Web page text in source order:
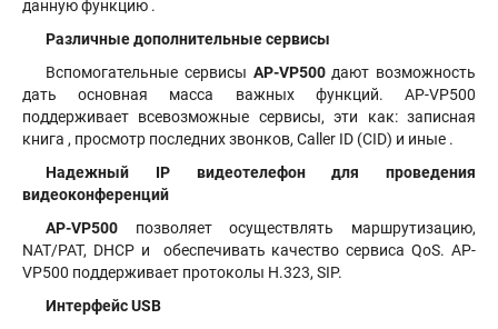
данную функцию .
Различные дополнительные сервисы
Вспомогательные сервисы AP-VP500дают возможность
дать основная масса важных функций. AP-VP500
поддерживает всевозможные сервисы, эти как: записная
книга , просмотр последних звонков, Caller ID (CID) и иные .
Надежный IP видеотелефон для проведения
видеоконференций
AP-VP500 позволяет осуществлять маршрутизацию,
NAT/PAT, DHCP и обеспечивать качество сервиса QoS. AP-
VP500 поддерживает протоколы H.323, SIP.
ИнтерфейсUSB